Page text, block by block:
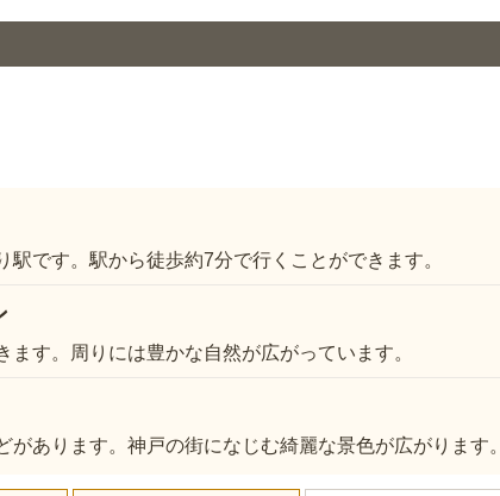
駅です。駅から徒歩約7分で行くことができます。
す。周りには豊かな自然が広がっています。
あります。神戸の街になじむ綺麗な景色が広がります。